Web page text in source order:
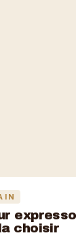
choisir